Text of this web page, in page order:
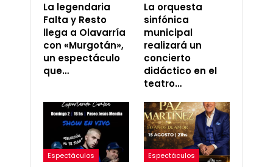
La legendaria
Falta y Resto
llega a Olavarría
con «Murgotán»,
un espectáculo
que…
La orquesta
sinfónica
municipal
realizará un
concierto
didáctico en el
teatro…
Espectáculos Espectáculos